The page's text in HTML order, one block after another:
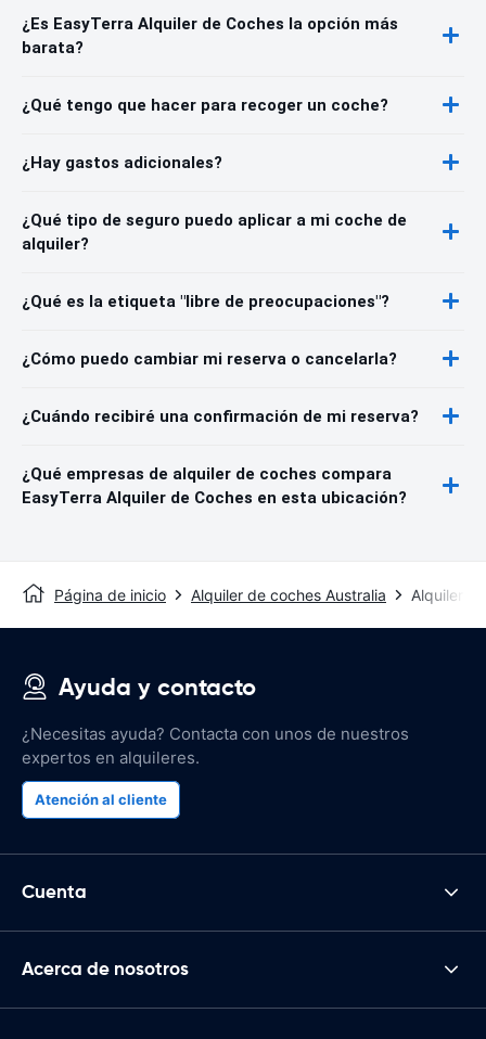
¿Es EasyTerra Alquiler de Coches la opción más
barata?
¿Qué tengo que hacer para recoger un coche?
¿Hay gastos adicionales?
¿Qué tipo de seguro puedo aplicar a mi coche de
alquiler?
¿Qué es la etiqueta "libre de preocupaciones"?
¿Cómo puedo cambiar mi reserva o cancelarla?
¿Cuándo recibiré una confirmación de mi reserva?
¿Qué empresas de alquiler de coches compara
EasyTerra Alquiler de Coches en esta ubicación?
Página de inicio Alquiler de coches Australia Alquiler
Ayuda y contacto
¿Necesitas ayuda? Contacta con unos de nuestros
expertos en alquileres.
Atención al cliente
Cuenta
Acerca de nosotros